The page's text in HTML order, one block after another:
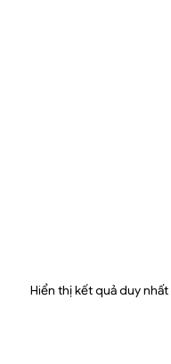
Hiển thị kết quả duy nhất